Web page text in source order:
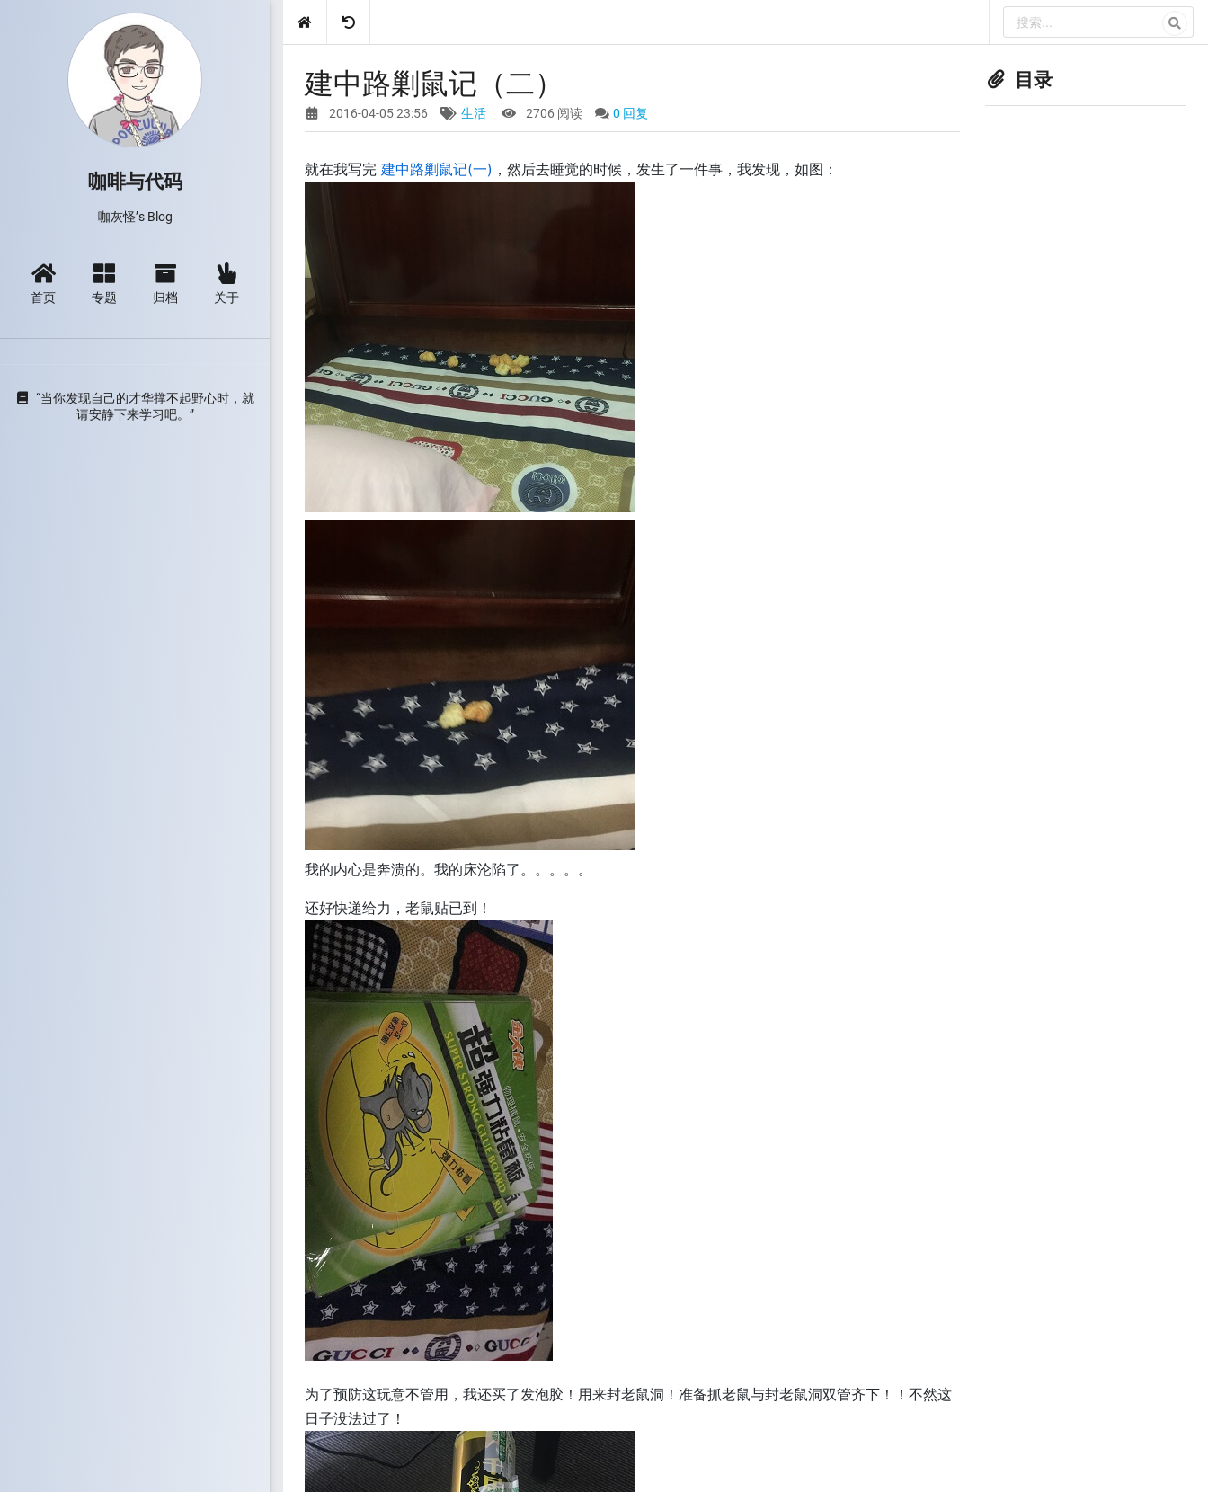
咖啡与代码
咖灰怪’s Blog
首页 专题 归档 关于
“当你发现自己的才华撑不起野心时，就
请安静下来学习吧。”
建中路剿鼠记（二）
2016-04-05 23:56 生活 2706 阅读 0 回复
就在我写完 建中路剿鼠记(一) ，然后去睡觉的时候，发生了一件事，我发现，如图：
我的内心是奔溃的。我的床沦陷了。。。。。
还好快递给力，老鼠贴已到！
为了预防这玩意不管用，我还买了发泡胶！用来封老鼠洞！准备抓老鼠与封老鼠洞双管齐下！！不然这
日子没法过了！
目录